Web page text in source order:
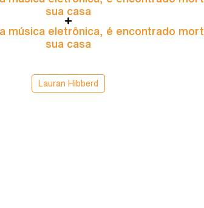
sua casa
música eletrônica, é encontrado
sua casa
Lauran Hibberd